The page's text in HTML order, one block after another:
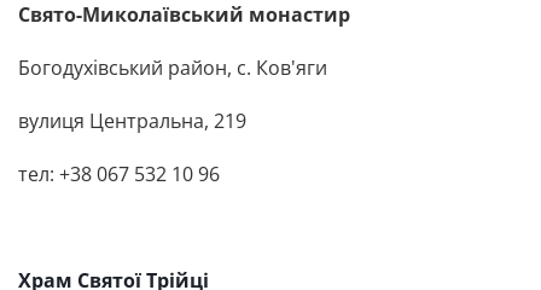
Свято-Миколаївський монастир
Богодухівський район, с. Ков'яги
вулиця Центральна, 219
тел: +38 067 532 10 96
Храм Святої Трійці